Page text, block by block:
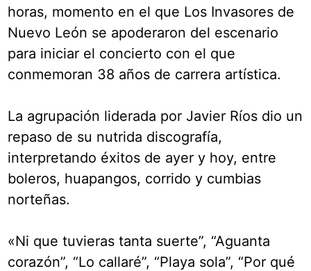
horas, momento en el que Los Invasores de
Nuevo León se apoderaron del escenario
para iniciar el concierto con el que
conmemoran 38 años de carrera artística.
La agrupación liderada por Javier Ríos dio un
repaso de su nutrida discografía,
interpretando éxitos de ayer y hoy, entre
boleros, huapangos, corrido y cumbias
norteñas.
«Ni que tuvieras tanta suerte”, “Aguanta
corazón”, “Lo callaré”, “Playa sola”, “Por qué